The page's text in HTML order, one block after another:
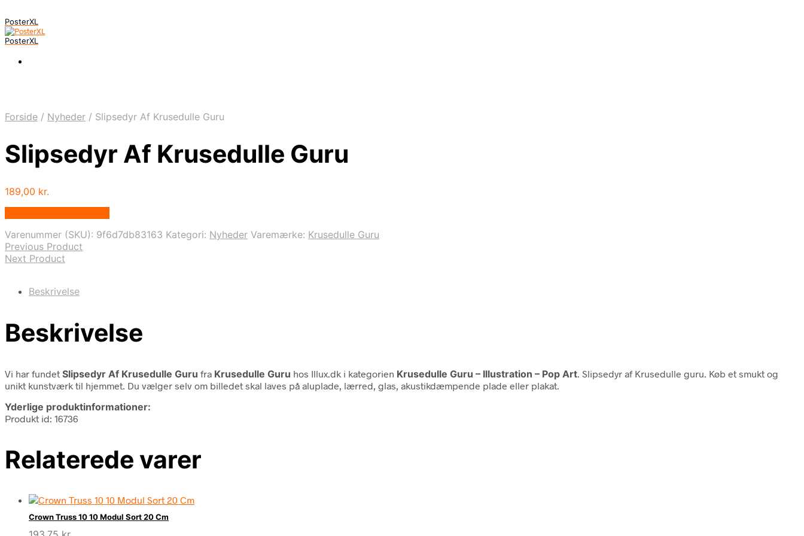
PosterXL
PosterXL
Forside / Nyheder / Slipsedyr Af Krusedulle Guru
Slipsedyr Af Krusedulle Guru
189,00 kr.
Varenummer (SKU): 9f6d7db83163 Kategori: Nyheder Varemærke: Krusedulle Guru
Previous Product
Next Product
Beskrivelse
Beskrivelse
Vi har fundet Slipsedyr Af Krusedulle Guru fra Krusedulle Guru hos Illux.dk i kategorien Krusedulle Guru – Illustration – Pop Art . Slipsedyr af Krusedulle guru. Køb et smukt og
unikt kunstværk til hjemmet. Du vælger selv om billedet skal laves på aluplade, lærred, glas, akustikdæmpende plade eller plakat.
Yderlige produktinformationer:
Produkt id: 16736
Relaterede varer
Crown Truss 10 10 Modul Sort 20 Cm